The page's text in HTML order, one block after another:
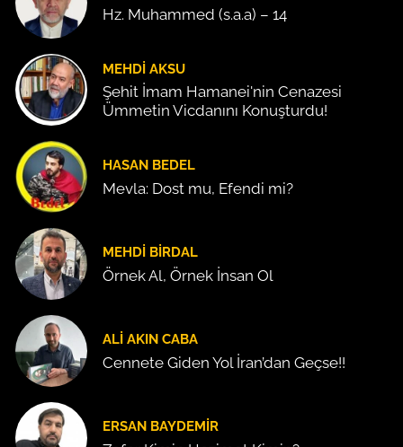
Hz. Muhammed (s.a.a) – 14
MEHDI AKSU
Şehit İmam Hamanei'nin Cenazesi
Ümmetin Vicdanını Konuşturdu!
HASAN BEDEL
Mevla: Dost mu, Efendi mi?
MEHDI BIRDAL
Örnek Al, Örnek İnsan Ol
ALI AKIN CABA
Cennete Giden Yol İran’dan Geçse!!
ERSAN BAYDEMIR